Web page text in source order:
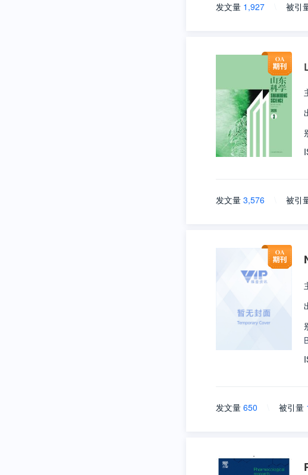
发文量 1,927 被引
发文量 3,576 被引
发文量 650 被引量